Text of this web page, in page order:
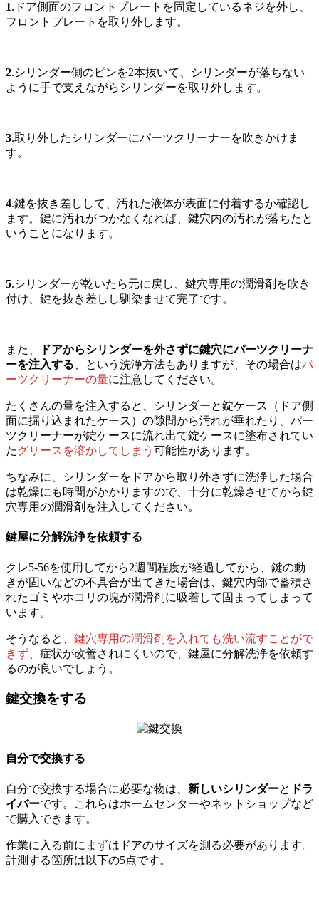
1.ドア側面のフロントプレートを固定しているネジを外し、
フロントプレートを取り外します。
2.シリンダー側のピンを2本抜いて、シリンダーが落ちない
ように手で支えながらシリンダーを取り外します。
3.取り外したシリンダーにパーツクリーナーを吹きかけま
す。
4.鍵を抜き差しして、汚れた液体が表面に付着するか確認し
ます。鍵に汚れがつかなくなれば、鍵穴内の汚れが落ちたと
いうことになります。
5.シリンダーが乾いたら元に戻し、鍵穴専用の潤滑剤を吹き
付け、鍵を抜き差しし馴染ませて完了です。
また、
ドアからシリンダーを外さずに鍵穴にパーツクリーナ
ーを注入する 、という洗浄方法もありますが、その場合はパ
ーツクリーナーの量に注意してください。
たくさんの量を注入すると、シリンダーと錠ケース（ドア側
面に掘り込まれたケース）の隙間から汚れが垂れたり、パー
ツクリーナーが錠ケースに流れ出て錠ケースに塗布されてい
たグリースを溶かしてしまう 可能性があります。
ちなみに、シリンダーをドアから取り外さずに洗浄した場合
は乾燥にも時間がかかりますので、十分に乾燥させてから鍵
穴専用の潤滑剤を注入してください。
鍵屋に分解洗浄を依頼する
クレ5-56を使用してから2週間程度が経過してから、鍵の動
きが固いなどの不具合が出てきた場合は、鍵穴内部で蓄積さ
れたゴミやホコリの塊が潤滑剤に吸着して固まってしまって
います。
そうなると、 鍵穴専用の潤滑剤を入れても洗い流すことがで
きず 、症状が改善されにくいので、鍵屋に分解洗浄を依頼す
るのが良いでしょう。
鍵交換をする
自分で交換する
自分で交換する場合に必要な物は、 新しいシリンダーと ドラ
イバーです。これらはホームセンターやネットショップなど
で購入できます。
作業に入る前にまずはドアのサイズを測る必要があります。
計測する箇所は以下の5点です。